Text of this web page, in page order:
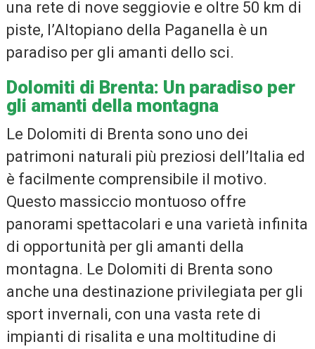
una rete di nove seggiovie e oltre 50 km di
piste, l’Altopiano della Paganella è un
paradiso per gli amanti dello sci.
Dolomiti di Brenta: Un paradiso per
gli amanti della montagna
Le Dolomiti di Brenta sono uno dei
patrimoni naturali più preziosi dell’Italia ed
è facilmente comprensibile il motivo.
Questo massiccio montuoso offre
panorami spettacolari e una varietà infinita
di opportunità per gli amanti della
montagna. Le Dolomiti di Brenta sono
anche una destinazione privilegiata per gli
sport invernali, con una vasta rete di
impianti di risalita e una moltitudine di